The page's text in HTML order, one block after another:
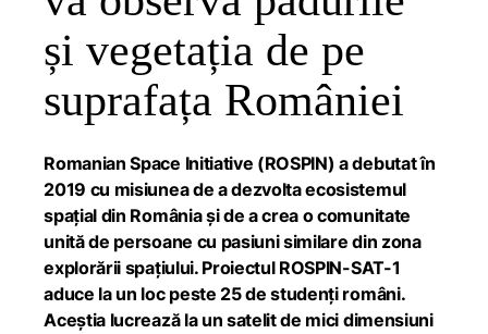
și vegetația de pe
suprafața României
Romanian Space Initiative (ROSPIN) a debutat în
2019 cu misiunea de a dezvolta ecosistemul
spațial din România și de a crea o comunitate
unită de persoane cu pasiuni similare din zona
explorării spațiului. Proiectul ROSPIN-SAT-1
aduce la un loc peste 25 de studenți români.
Aceștia lucrează la un satelit de mici dimensiuni